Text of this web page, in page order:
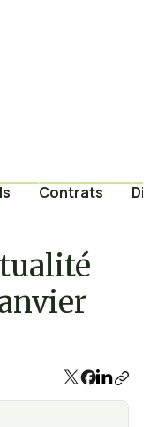
Contrats